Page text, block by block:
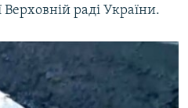
Верховній раді України.